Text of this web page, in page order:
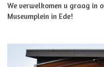
We verwelkomen u graag in
Museumplein in Ede!